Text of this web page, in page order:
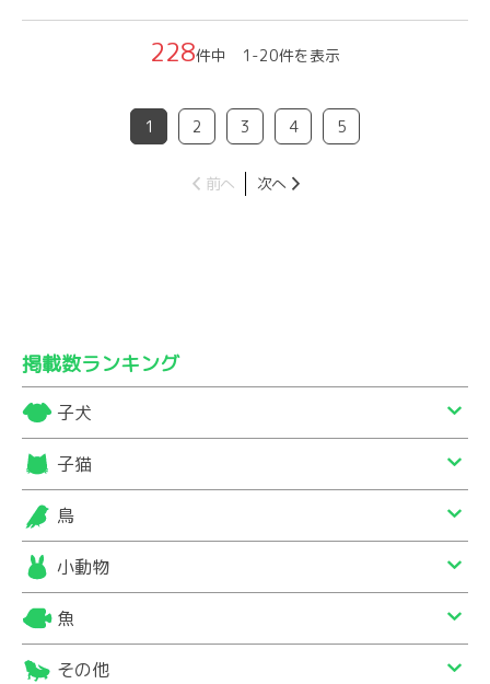
228件中 1-20件を表示
1 2 3 4 5
前へ 次へ
掲載数ランキング
子犬
子猫
鳥
小動物
魚
その他